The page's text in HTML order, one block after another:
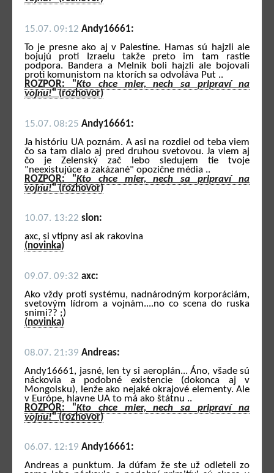
15.07. 09:12 Andy16661:
To je presne ako aj v Palestíne. Hamas sú hajzli ale
bojujú proti Izraelu takže preto im tam rastie
podpora. Bandera a Melnik boli hajzli ale bojovali
proti komunistom na ktorích sa odvoláva Put ..
ROZPOR: "Kto chce mier, nech sa pripraví na
vojnu!" (rozhovor)
15.07. 08:25 Andy16661:
Ja históriu UA poznám. A asi na rozdiel od teba viem
čo sa tam dialo aj pred druhou svetovou. Ja viem aj
čo je Zelenský zač lebo sledujem tie tvoje
"neexistujúce a zakázané" opozične média ..
ROZPOR: "Kto chce mier, nech sa pripraví na
vojnu!" (rozhovor)
10.07. 13:22 slon:
axc, si vtipny asi ak rakovina
(novinka)
09.07. 09:32 axc:
Ako vždy proti systému, nadnárodným korporáciám,
svetovým lídrom a vojnám....no co scena do ruska
snimi?? ;)
(novinka)
08.07. 21:39 Andreas:
Andy16661, jasné, len ty si aeroplán... Áno, všade sú
náckovia a podobné existencie (dokonca aj v
Mongolsku), lenže ako nejaké okrajové elementy. Ale
v Európe, hlavne UA to má ako štátnu ..
ROZPOR: "Kto chce mier, nech sa pripraví na
vojnu!" (rozhovor)
06.07. 12:19 Andy16661:
Andreas a punktum. Ja dúfam že ste už odleteli zo